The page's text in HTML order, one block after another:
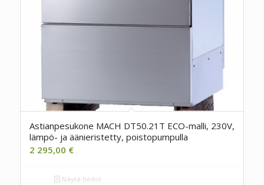
Astianpesukone MACH DT50.21T ECO-malli, 230V,
lämpö- ja äänieristetty, poistopumpulla
2 295,00 €
Näytä tiedot